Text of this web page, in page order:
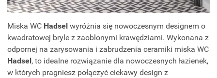
Miska WC Hadsel wyróżnia się nowoczesnym designem o
kwadratowej bryle z zaoblonymi krawędziami. Wykonana z
odpornej na zarysowania i zabrudzenia ceramiki miska WC
Hadsel , to idealne rozwiązanie dla nowoczesnych łazienek,
w których pragniesz połączyć ciekawy design z